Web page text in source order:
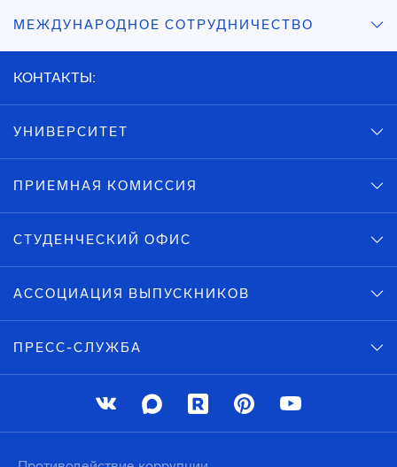
МЕЖДУНАРОДНОЕ СОТРУДНИЧЕСТВО
КОНТАКТЫ:
УНИВЕРСИТЕТ
ПРИЕМНАЯ КОМИССИЯ
СТУДЕНЧЕСКИЙ ОФИС
АССОЦИАЦИЯ ВЫПУСКНИКОВ
ПРЕСС-СЛУЖБА